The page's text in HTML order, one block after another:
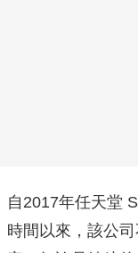
自2017年任天堂
時間以來，該公